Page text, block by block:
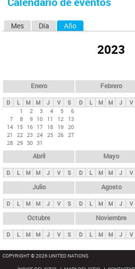
d
usted
s
p
n
i
p
a
l
s
Mes Día Año
2023
Enero
D L M M J V
S
1
2 3 4 5
6
7
8 9 10 11 12
13
14 15 16 17 18 19 20
21
22 23 24 25 26 27
28 29 30 31
Febrero
D L M M J V
Abril
D L M M J V S
Mayo
D L M M J V
Julio
D L M M J V S
Agosto
D L M M J V
Octubre
D L M M J V S
Noviembre
D L M M J V
COPYRIGHT © 2026 UNITED NATIONS